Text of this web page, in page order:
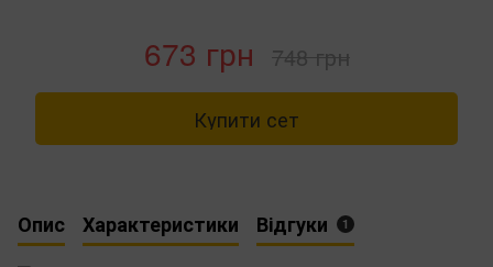
673 грн 748 грн
Купити сет
Опис Характеристики Відгуки 1